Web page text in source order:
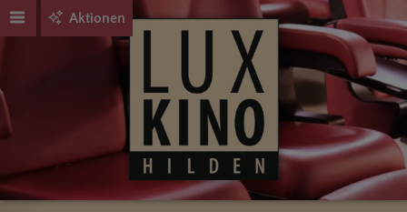
Aktionen